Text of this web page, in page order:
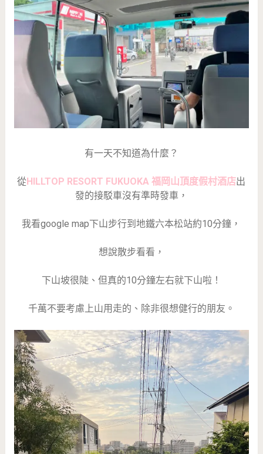
有一天不知道為什麼？
從HILLTOP RESORT FUKUOKA 福岡山頂度假村酒店出
發的接駁車沒有準時發車，
我看google map下山步行到地鐵六本松站約10分鐘，
想說散步看看，
下山坡很陡、但真的10分鐘左右就下山啦！
千萬不要考慮上山用走的、除非很想健行的朋友。